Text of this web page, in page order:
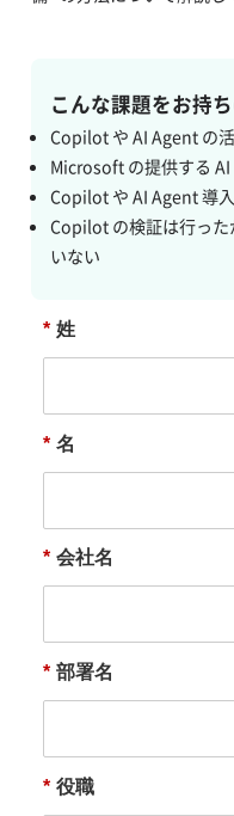
こんな課題をお持
Copilot や AI Agent の
Microsoft の提供する
Copilot や AI Agent 導
Copilot の検証は行った
いない
* 姓
* 名
* 会社名
* 部署名
* 役職